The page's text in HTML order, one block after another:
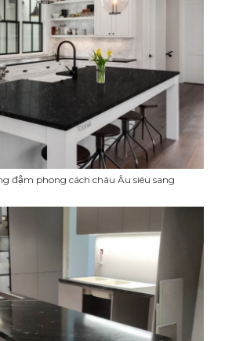
đậm phong cách châu Âu siêu sang